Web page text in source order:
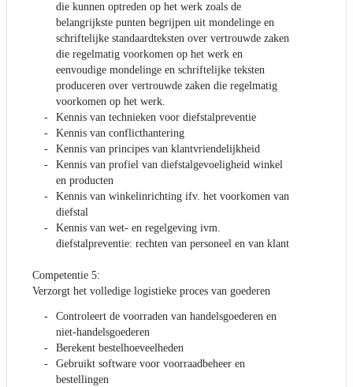
die kunnen optreden op het werk zoals de
belangrijkste punten begrijpen uit mondelinge en
schriftelijke standaardteksten over vertrouwde zaken
die regelmatig voorkomen op het werk en
eenvoudige mondelinge en schriftelijke teksten
produceren over vertrouwde zaken die regelmatig
voorkomen op het werk.
Kennis van technieken voor diefstalpreventie
Kennis van conflicthantering
Kennis van principes van klantvriendelijkheid
Kennis van profiel van diefstalgevoeligheid winkel
en producten
Kennis van winkelinrichting ifv. het voorkomen van
diefstal
Kennis van wet- en regelgeving ivm.
diefstalpreventie: rechten van personeel en van klant
Competentie 5:
Verzorgt het volledige logistieke proces van goederen
Controleert de voorraden van handelsgoederen en
niet-handelsgoederen
Berekent bestelhoeveelheden
Gebruikt software voor voorraadbeheer en
bestellingen